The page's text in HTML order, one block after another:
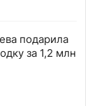
подарила
за 1,2 млн